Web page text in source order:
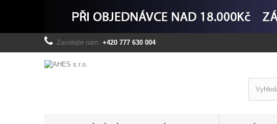
Zavolejte nám: +420 777 630 004